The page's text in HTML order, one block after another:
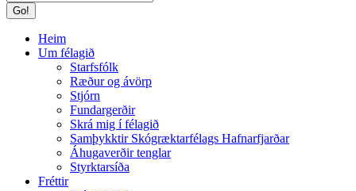
Heim
Um félagið
Starfsfólk
Ræður og ávörp
Stjórn
Fundargerðir
Skrá mig í félagið
Samþykktir Skógræktarfélags Hafnarfjarðar
Áhugaverðir tenglar
Styrktarsíða
Fréttir